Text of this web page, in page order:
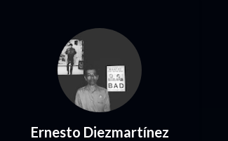
Ernesto Diezmartínez